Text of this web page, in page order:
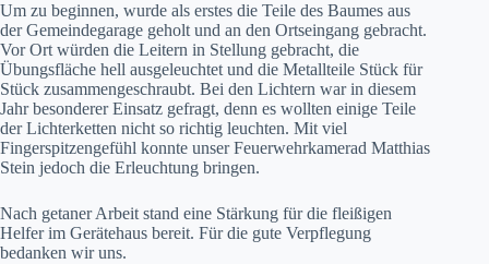
Um zu beginnen, wurde als erstes die Teile des Baumes aus
der Gemeindegarage geholt und an den Ortseingang gebracht.
Vor Ort würden die Leitern in Stellung gebracht, die
Übungsfläche hell ausgeleuchtet und die Metallteile Stück für
Stück zusammengeschraubt. Bei den Lichtern war in diesem
Jahr besonderer Einsatz gefragt, denn es wollten einige Teile
der Lichterketten nicht so richtig leuchten. Mit viel
Fingerspitzengefühl konnte unser Feuerwehrkamerad Matthias
Stein jedoch die Erleuchtung bringen.
Nach getaner Arbeit stand eine Stärkung für die fleißigen
Helfer im Gerätehaus bereit. Für die gute Verpflegung
bedanken wir uns.